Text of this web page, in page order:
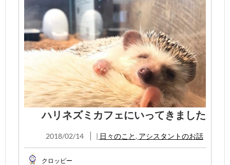
ハリネズミカフェにいってきました
2018/02/14 | 日々のこと , アシスタントのお話
クロッピー